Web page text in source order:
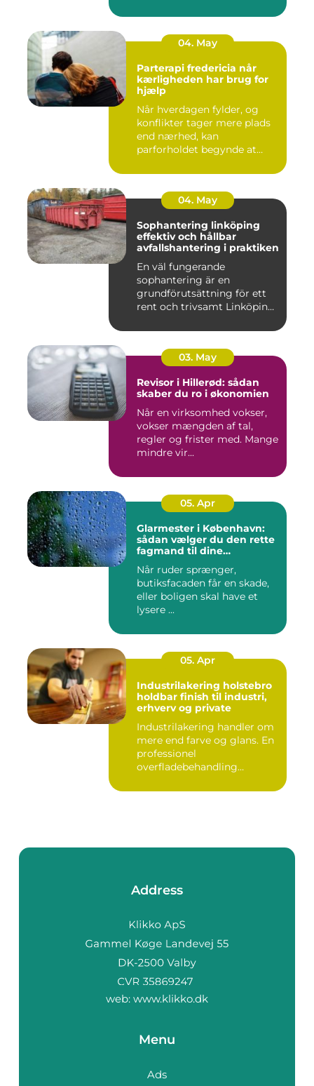
04. May
Parterapi fredericia når
kærligheden har brug for
hjælp
Når hverdagen fylder, og
konflikter tager mere plads
end nærhed, kan
parforholdet begynde at
04. May
Sophantering linköping
effektiv och hållbar
avfallshantering i praktiken
En väl fungerande
sophantering är en
grundförutsättning för ett
rent och trivsamt Linköping.
03. May
Revisor i Hillerød: sådan
skaber du ro i økonomien
Når en virksomhed vokser,
vokser mængden af tal,
regler og frister med. Mange
mindre vir...
05. Apr
Glarmester i København:
sådan vælger du den rette
fagmand til dine
Når ruder sprænger,
butiksfacaden får en skade,
eller boligen skal have et
lysere ...
05. Apr
Industrilakering holstebro
holdbar finish til industri,
erhverv og private
Industrilakering handler om
mere end farve og glans. En
professionel
overfladebehandling
Address
web: www.klikko.dk
Menu
Ads